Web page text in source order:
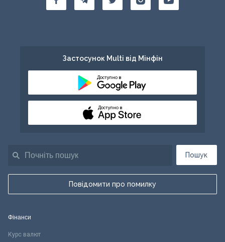
Пошук
Повідомити про помилку
Застосунок Multi від Мінфін
Доступно в
Доступно в
Фінанси
Курс валют